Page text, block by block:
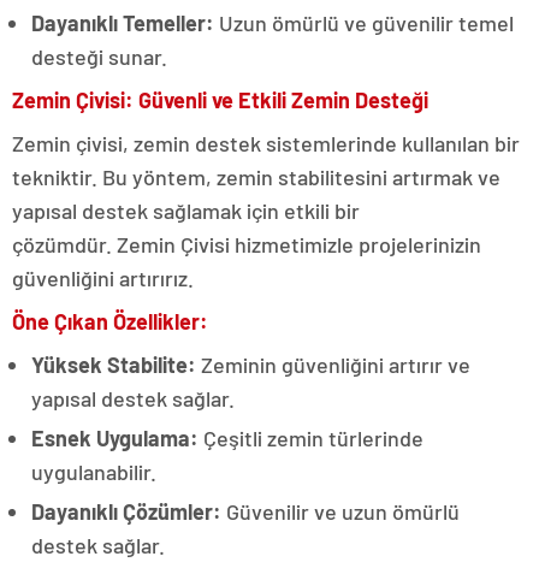
Dayanıklı Temeller: Uzun ömürlü ve güvenilir temel
desteği sunar.
Zemin Çivisi: Güvenli ve Etkili Zemin Desteği
Zemin çivisi, zemin destek sistemlerinde kullanılan bir
tekniktir. Bu yöntem, zemin stabilitesini artırmak ve
yapısal destek sağlamak için etkili bir
çözümdür. Zemin Çivisi hizmetimizle projelerinizin
güvenliğini artırırız.
Öne Çıkan Özellikler:
Yüksek Stabilite: Zeminin güvenliğini artırır ve
yapısal destek sağlar.
Esnek Uygulama: Çeşitli zemin türlerinde
uygulanabilir.
Dayanıklı Çözümler: Güvenilir ve uzun ömürlü
destek sağlar.